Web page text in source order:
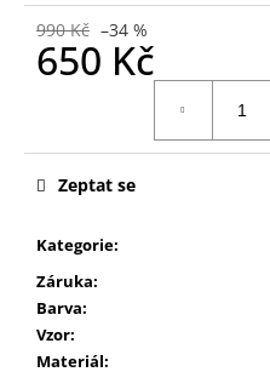
990 Kč –34 %
650 Kč
Kategorie:
Záruka:
Barva:
Vzor:
Materiál:
Zeptat se